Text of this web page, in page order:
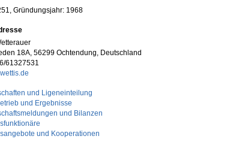
Gründungsjahr: 1968
18A, 56299 Ochtendung, Deutschland
61327531
und Ligeneinteilung
und Ergebnisse
und Bilanzen
und Kooperationen